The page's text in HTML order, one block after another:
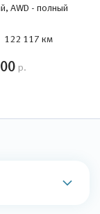
AWD - полный
122 117 км
р.